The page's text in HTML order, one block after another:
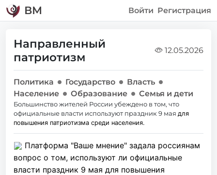
ВМ Войти Регистрация
Направленный
патриотизм
12.05.2026
Политика Государство
Власть
Население
Образование Семья и дети
Большинство жителей России убеждено в том, что
официальные власти используют праздник 9 мая для
повышения патриотизма среди населения.
Платформа "Ваше мнение" задала россиянам
вопрос о том, используют ли официальные
власти праздник 9 мая для повышения